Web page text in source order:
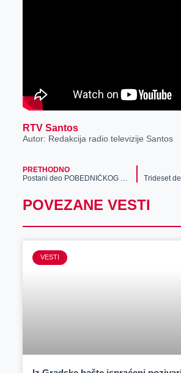
RTV Santos
Autor: Redakcija radio televizije Santos
PRETHODNO
POVEZANE VESTI
VESTI